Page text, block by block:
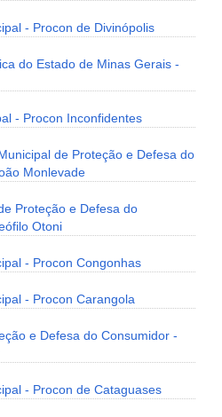
- Procon de Divinópolis
do Estado de Minas Gerais -
- Procon Inconfidentes
de Proteção e Defesa do
Monlevade
Proteção e Defesa do
Otoni
- Procon Congonhas
- Procon Carangola
e Defesa do Consumidor -
- Procon de Cataguases